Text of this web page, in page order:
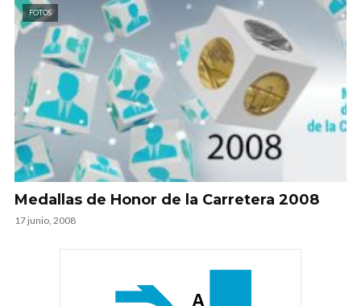
FOTOS
Medallas de Honor de la Carretera 2008
17 junio, 2008